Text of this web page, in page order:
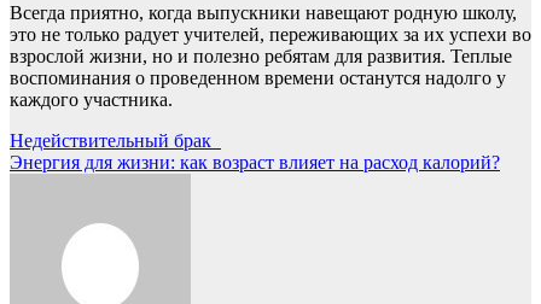
Всегда приятно, когда выпускники навещают родную школу,
это не только радует учителей, переживающих за их успехи во
взрослой жизни, но и полезно ребятам для развития. Теплые
воспоминания о проведенном времени останутся надолго у
каждого участника.
Навигация
по
Недействительный брак
Энергия для жизни: как возраст влияет на расход калорий?